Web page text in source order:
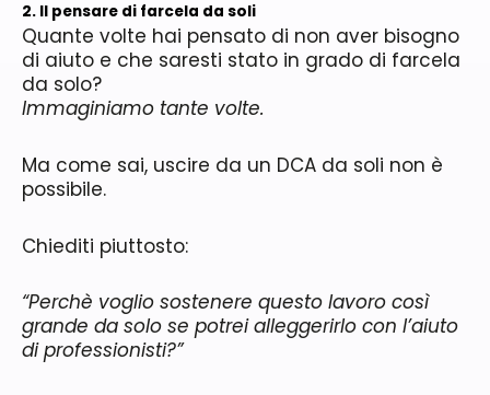
2. Il pensare di farcela da soli
Quante volte hai pensato di non aver bisogno
di aiuto e che saresti stato in grado di farcela
da solo?
Immaginiamo tante volte.
Ma come sai, uscire da un DCA da soli non è
possibile.
Chiediti piuttosto:
“Perchè voglio sostenere questo lavoro così
grande da solo se potrei alleggerirlo con l’aiuto
di professionisti?”